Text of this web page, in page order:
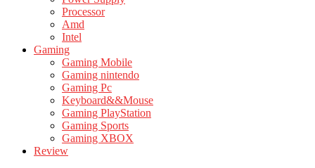
Processor
Amd
Intel
Gaming
Gaming Mobile
Gaming nintendo
Gaming Pc
Keyboard&&Mouse
Gaming PlayStation
Gaming Sports
Gaming XBOX
Review